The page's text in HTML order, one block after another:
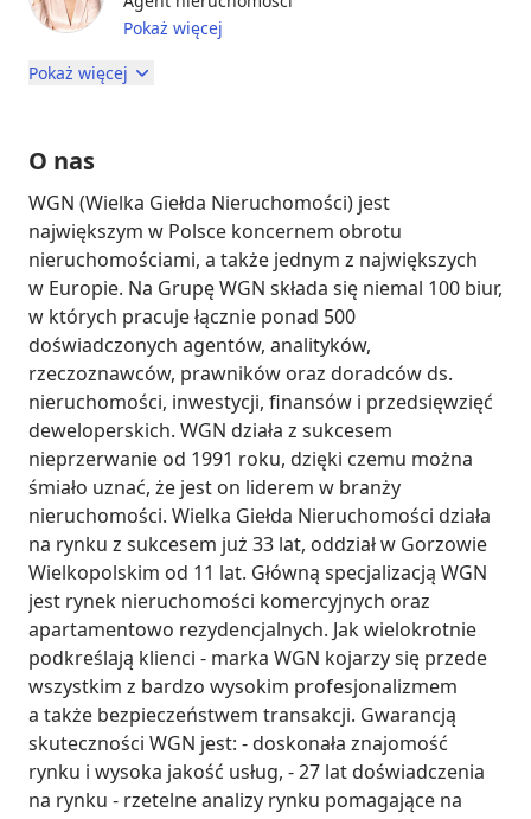
Pokaż więcej
Pokaż więcej
O nas
WGN (Wielka Giełda Nieruchomości) jest
największym w Polsce koncernem obrotu
nieruchomościami, a także jednym z największych
w Europie. Na Grupę WGN składa się niemal 100 biur,
w których pracuje łącznie ponad 500
doświadczonych agentów, analityków,
rzeczoznawców, prawników oraz doradców ds.
nieruchomości, inwestycji, finansów i przedsięwzięć
deweloperskich. WGN działa z sukcesem
nieprzerwanie od 1991 roku, dzięki czemu można
śmiało uznać, że jest on liderem w branży
nieruchomości. Wielka Giełda Nieruchomości działa
na rynku z sukcesem już 33 lat, oddział w Gorzowie
Wielkopolskim od 11 lat. Główną specjalizacją WGN
jest rynek nieruchomości komercyjnych oraz
apartamentowo rezydencjalnych. Jak wielokrotnie
podkreślają klienci - marka WGN kojarzy się przede
wszystkim z bardzo wysokim profesjonalizmem
a także bezpieczeństwem transakcji. Gwarancją
skuteczności WGN jest: - doskonała znajomość
rynku i wysoka jakość usług, - 27 lat doświadczenia
na rynku - rzetelne analizy rynku pomagające na